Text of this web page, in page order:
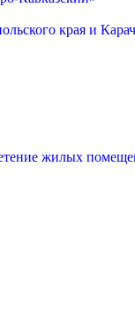
края и
жилых